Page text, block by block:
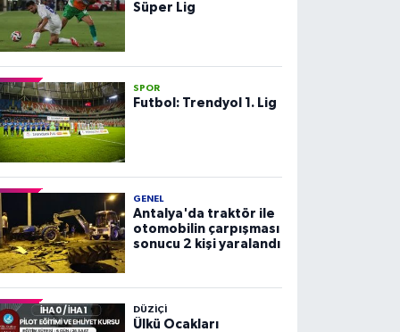
Süper Lig
SPOR
Futbol: Trendyol 1. Lig
GENEL
Antalya'da traktör ile
otomobilin çarpışması
sonucu 2 kişi yaralandı
DÜZIÇI
Ülkü Ocakları